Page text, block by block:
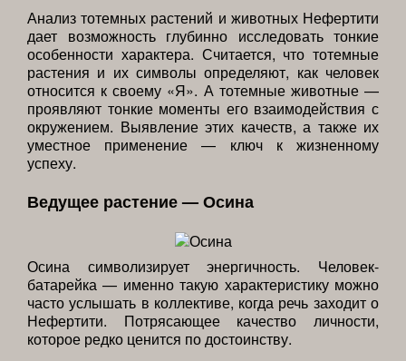
Анализ тотемных растений и животных Нефертити
дает возможность глубинно исследовать тонкие
особенности характера. Считается, что тотемные
растения и их символы определяют, как человек
относится к своему «Я». А тотемные животные —
проявляют тонкие моменты его взаимодействия с
окружением. Выявление этих качеств, а также их
уместное применение — ключ к жизненному
успеху.
Ведущее растение — Осина
Осина символизирует энергичность. Человек-
батарейка — именно такую характеристику можно
часто услышать в коллективе, когда речь заходит о
Нефертити. Потрясающее качество личности,
которое редко ценится по достоинству.